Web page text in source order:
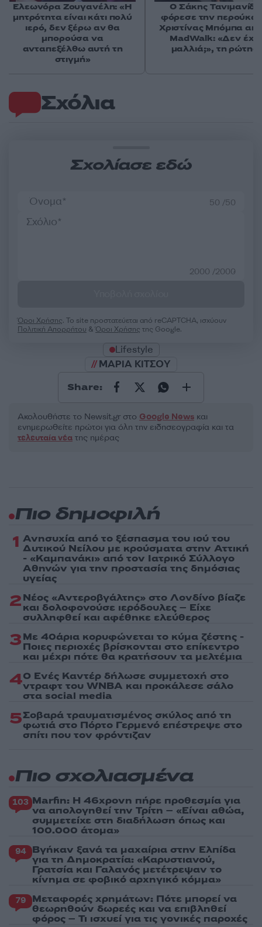
Σχόλια
Σχολίασε εδώ
50 /50
2000 /2000
Όροι Χρήσης. Το site προστατεύεται από reCAPTCHA, ισχύουν
Πολιτική Απορρήτου &Όροι Χρήσης της Google.
Lifestyle
ΜΑΡΙΑ ΚΙΤΣΟΥ
Share:
Ακολουθήστε το Νewsit.gr στο Google News και
ενημερωθείτε πρώτοι για όλη την ειδησεογραφία και τα
τελευταία νέα της ημέρας
Ελεωνόρα Ζουγανέλη: «Η
μητρότητα είναι κάτι πολύ
ιερό, δεν ξέρω αν θα
μπορούσα να
ανταπεξέλθω αυτή τη
στιγμή»
Ο Σάκης
φόρεσε την περούκα
Χριστίνας Μπόμπα
MadWalk: «Δεν
μαλλιά;», τη
Πιο δημοφιλή
1 Ανησυχία από το ξέσπασμα του ιού του
Δυτικού Νείλου με κρούσματα στην Αττική
- «Καμπανάκι» από τον Ιατρικό Σύλλογο
Αθηνών για την προστασία της δημόσιας
υγείας
2Νέος «Αντεροβγάλτης» στο Λονδίνο βίαζε
και δολοφονούσε ιερόδουλες – Είχε
συλληφθεί και αφέθηκε ελεύθερος
3Με 40άρια κορυφώνεται το κύμα ζέστης -
Ποιες περιοχές βρίσκονται στο επίκεντρο
και μέχρι πότε θα κρατήσουν τα μελτέμια
4Ο Ενές Καντέρ δήλωσε συμμετοχή στο
ντραφτ του WNBA και προκάλεσε σάλο
στα social media
5Σοβαρά τραυματισμένος σκύλος από τη
φωτιά στο Πόρτο Γερμενό επέστρεψε στο
σπίτι που τον φρόντιζαν
Πιο σχολιασμένα
103 Marfin: Η 46χρονη πήρε προθεσμία για
να απολογηθεί την Τρίτη – «Είναι αθώα,
συμμετείχε στη διαδήλωση όπως και
100.000 άτομα»
94 Βγήκαν ξανά τα μαχαίρια στην Ελπίδα
για τη Δημοκρατία: «Καρυστιανού,
Γρατσία και Γαλανός μετέτρεψαν το
κίνημα σε φοβικό αρχηγικό κόμμα»
79 Μεταφορές χρημάτων: Πότε μπορεί να
θεωρηθούν δωρεές και να επιβληθεί
φόρος – Τι ισχυεί για τις γονικές παροχές